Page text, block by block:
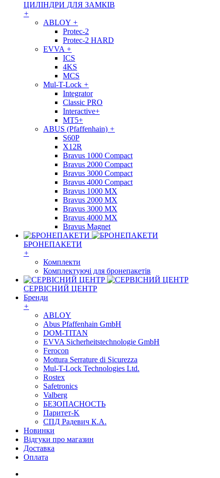
ЦИЛІНДРИ ДЛЯ ЗАМКІВ
+
ABLOY +
Protec-2
Protec-2 HARD
EVVA +
ICS
4KS
MCS
Mul-T-Lock +
Integrator
Classic PRO
Interactive+
MT5+
ABUS (Pfaffenhain) +
S60P
X12R
Bravus 1000 Compact
Bravus 2000 Compact
Bravus 3000 Compact
Bravus 4000 Compact
Bravus 1000 MX
Bravus 2000 MX
Bravus 3000 MX
Bravus 4000 MX
Bravus Magnet
БРОНЕПАКЕТИ
+
Комплекти
Комплектуючі для бронепакетів
СЕРВІСНИЙ ЦЕНТР
Бренди
+
ABLOY
Abus Pfaffenhain GmbH
DOM-TITAN
EVVA Sicherheitstechnologie GmbH
Ferocon
Mottura Serrature di Sicurezza
Mul-T-Lock Technologies Ltd.
Rostex
Safetronics
Valberg
БЕЗОПАСНОСТЬ
Паритет-K
СПД Радевич К.А.
Новинки
Відгуки про магазин
Доставка
Оплата